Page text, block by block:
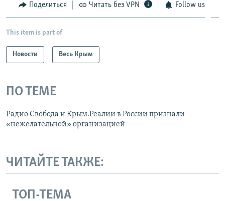
Поделиться Читать без VPN Follow us
This item is part of
Новости Весь Крым
ПО ТЕМЕ
Радио Свобода и Крым.Реалии в России признали
«нежелательной» организацией
ЧИТАЙТЕ ТАКЖЕ:
ТОП-ТЕМА